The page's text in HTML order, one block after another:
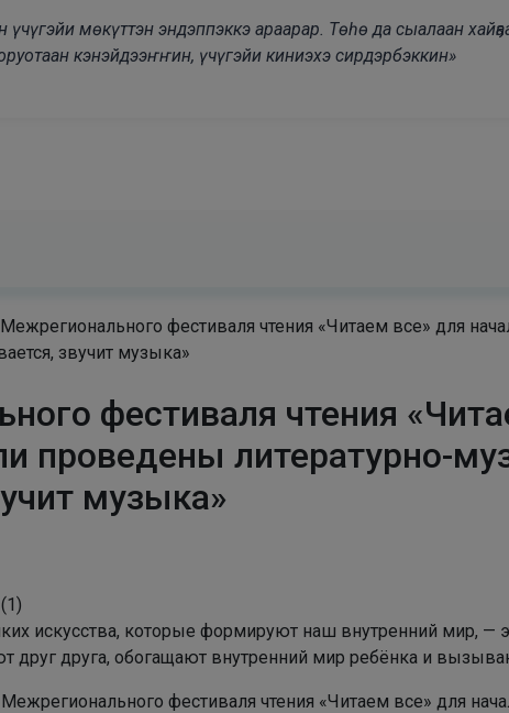
үчүгэйи мөкүттэн эндэппэккэ араарар. Төһө да сыалаан
кэнэйдээҥҥин, үчүгэйи киниэхэ сирдэрбэккин»
фестиваля чтения «Читаем все» для
звучит музыка»
фестиваля чтения
проведены литературно-
музыка»
(1)
искусства, которые формируют наш внутренний мир, —
друг друга, обогащают внутренний мир ребёнка и
фестиваля чтения «Читаем все» для